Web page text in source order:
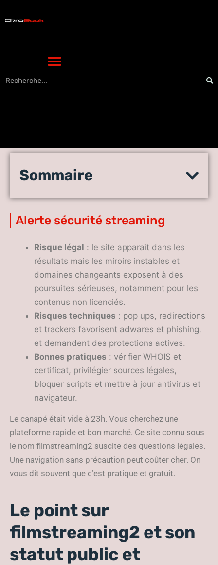
Filmstreaming2 : le site est-
?
Sommaire
Alerte sécurité streaming
Risque légal : le site apparaît dans les
résultats mais les miroirs instables et
domaines changeants exposent à des
poursuites sérieuses, notamment pour les
contenus non licenciés.
Risques techniques : pop ups, redirections
et trackers favorisent adwares et phishing,
et demandent des protections actives.
Bonnes pratiques : vérifier WHOIS et
certificat, privilégier sources légales,
bloquer scripts et mettre à jour antivirus et
navigateur.
Le canapé était vide à 23h. Vous cherchez une
plateforme rapide et bon marché. Ce site connu sous
le nom filmstreaming2 suscite des questions légales.
Une navigation sans précaution peut coûter cher. On
vous dit souvent que c’est pratique et gratuit.
Le point sur
filmstreaming2 et son
statut public et